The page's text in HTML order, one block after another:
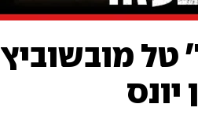
טל מובשוביץ